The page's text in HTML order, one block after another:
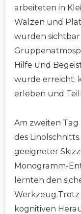
arbeiteten in
Walzen und
wurden sichtbar
Hilfe und
wurde erreicht:
erleben und
Am zweiten
des
geeigneter
Monogramm-
lernten den
kognitiven